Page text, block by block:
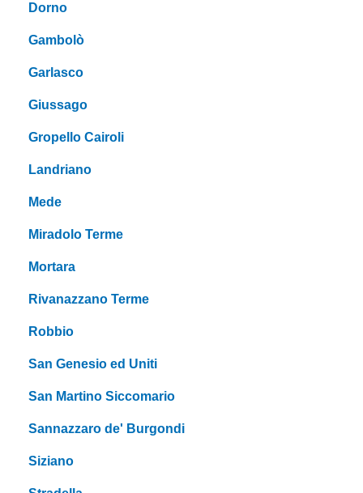
Dorno
Gambolò
Garlasco
Giussago
Gropello Cairoli
Landriano
Mede
Miradolo Terme
Mortara
Rivanazzano Terme
Robbio
San Genesio ed Uniti
San Martino Siccomario
Sannazzaro de' Burgondi
Siziano